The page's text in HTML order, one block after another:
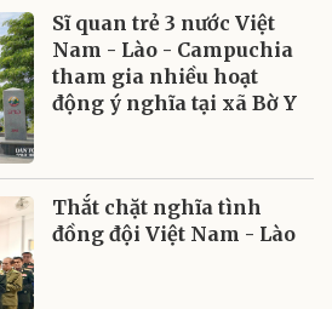
Sĩ quan trẻ 3 nước Việt
Nam - Lào - Campuchia
tham gia nhiều hoạt
động ý nghĩa tại xã Bờ Y
Thắt chặt nghĩa tình
đồng đội Việt Nam - Lào